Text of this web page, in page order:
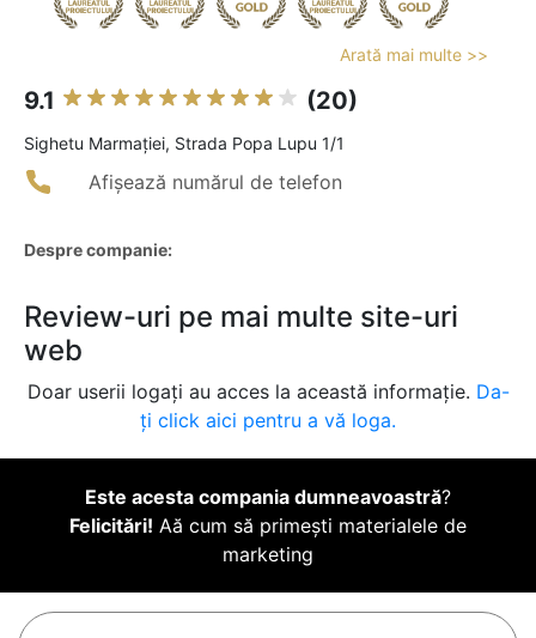
Arată mai multe >>
9.1 (20)
Sighetu Marmaţiei, Strada Popa Lupu 1/1
Afișează numărul de telefon
Despre companie:
Review-uri pe mai multe site-uri
web
Doar userii logați au acces la această informație. Da-
ți click aici pentru a vă loga.
Este acesta compania dumneavoastră?
Felicitări! Aă cum să primești materialele de
marketing